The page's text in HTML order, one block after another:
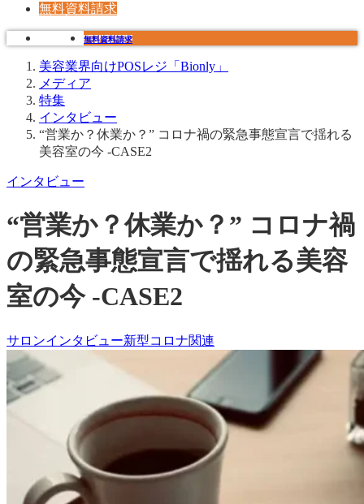
無料資料請求
無料資料請求
メディア
特集
インタビュー
“営業か？休業か？” コロナ禍の緊急事態宣言で揺れる
美容室の今 -CASE2
インタビュー
“営業か？休業か？” コロナ禍
の緊急事態宣言で揺れる美容
室の今 -CASE2
サロンインタビュー新型コロナ関連